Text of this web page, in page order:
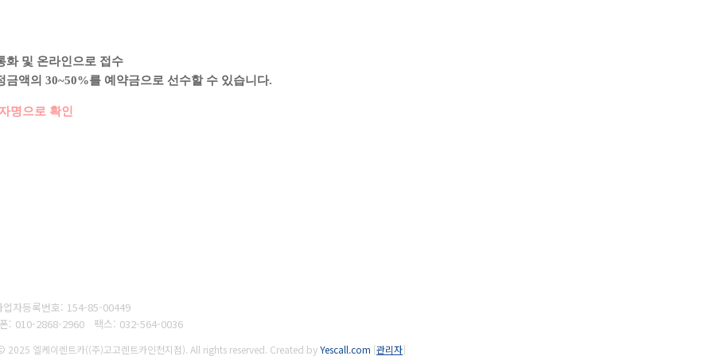
화 및 온라인으로 접수
금액의 30~50%를 예약금으로 선수할 수 있습니다.
명으로 확인
업자등록번호: 154-85-00449
: 010-2868-2960 팩스: 032-564-0036
엘케이렌트카((주)고고렌트카인천지점). All rights reserved. Created byYescall.com [관리자]